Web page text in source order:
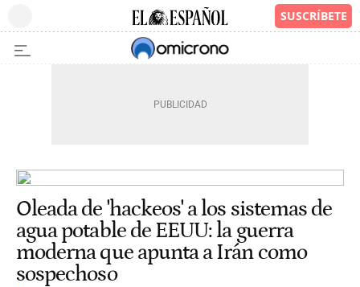
Oleada de 'hackeos' a los sistemas de
agua potable de EEUU: la guerra
moderna que apunta a Irán como
sospechoso